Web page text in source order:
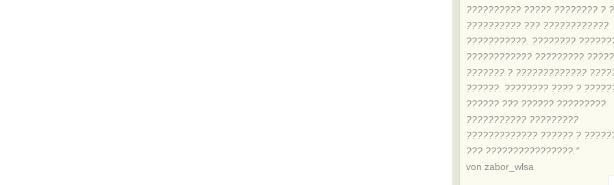
?????????? ????? ???????? ?
?????????? ??? ????????????
???????????. ????????
???????????? ?????????
??????? ? ?????????????
??????. ???????? ???? ?
?????? ??? ?????? ?????????
??????????? ?????????
????????????? ?????? ?
??? ????????????????."
von zabor_wlsa